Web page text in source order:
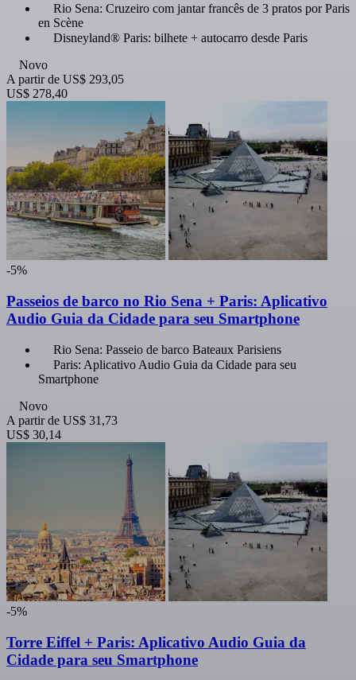
Rio Sena: Cruzeiro com jantar francês de 3 pratos por Paris
en Scène
Disneyland® Paris: bilhete + autocarro desde Paris
Novo
A partir de US$ 293,05
US$ 278,40
-5%
Passeios de barco no Rio Sena + Paris: Aplicativo
Audio Guia da Cidade para seu Smartphone
Rio Sena: Passeio de barco Bateaux Parisiens
Paris: Aplicativo Audio Guia da Cidade para seu
Smartphone
Novo
A partir de US$ 31,73
US$ 30,14
-5%
Torre Eiffel + Paris: Aplicativo Audio Guia da
Cidade para seu Smartphone